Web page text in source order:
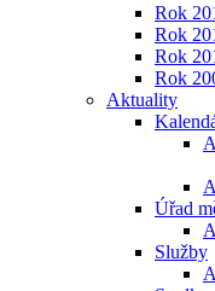
Rok
Rok
Rok
Rok
Aktuality
Úřad
Služby